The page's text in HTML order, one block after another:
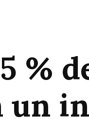
%
un